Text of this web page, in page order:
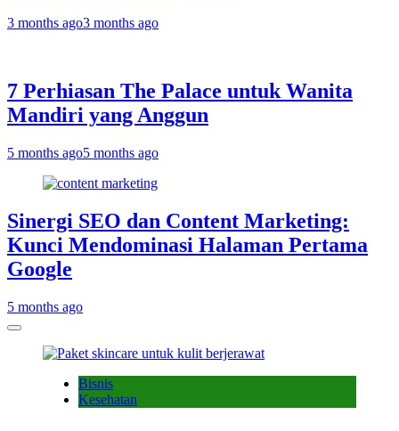
3 months ago3 months ago
7 Perhiasan The Palace untuk Wanita
Mandiri yang Anggun
5 months ago5 months ago
Sinergi SEO dan Content Marketing:
Kunci Mendominasi Halaman Pertama
Google
5 months ago
Bisnis
Kesehatan